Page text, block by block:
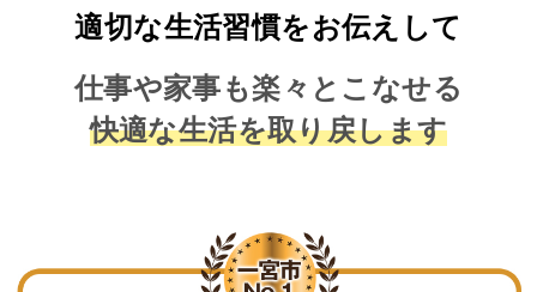
適切な生活習慣をお伝えして
仕事や家事も楽々とこなせる
快適な生活を取り戻します